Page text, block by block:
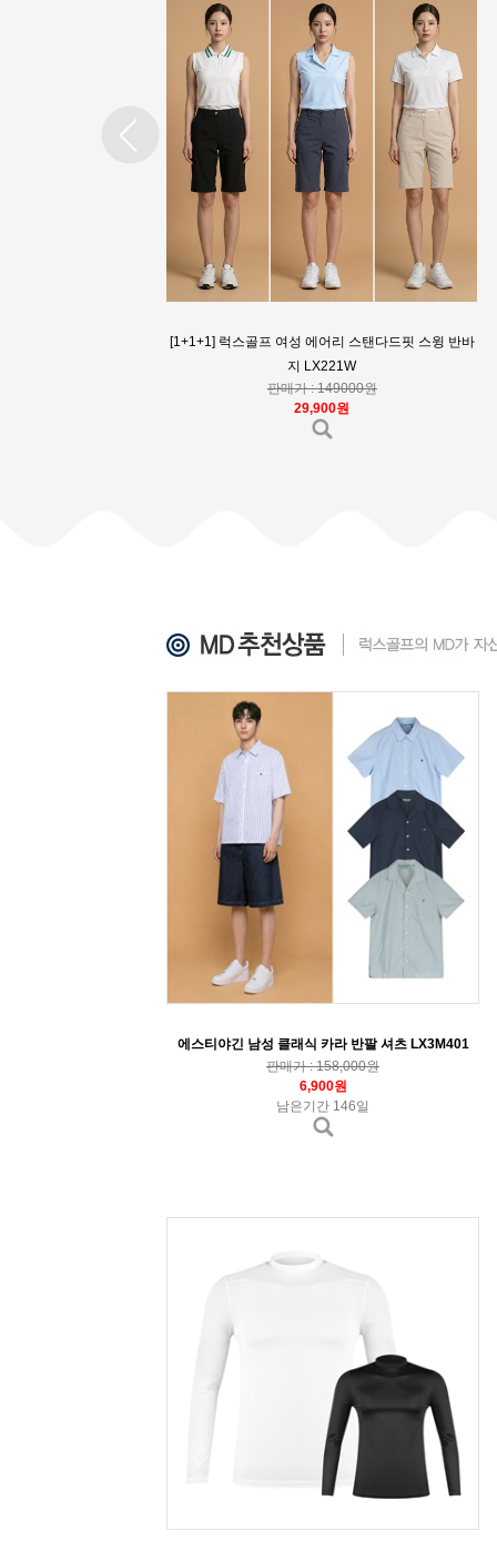
지포어 여성 킬티 디스럽터 골프화 G4LS22EF14
판매가 : 530000원
299,000원
에스티야긴 남성 클래식 카라 반팔 셔츠 LX3M401
판매가 : 158,000원
6,900원
남은기간 146일